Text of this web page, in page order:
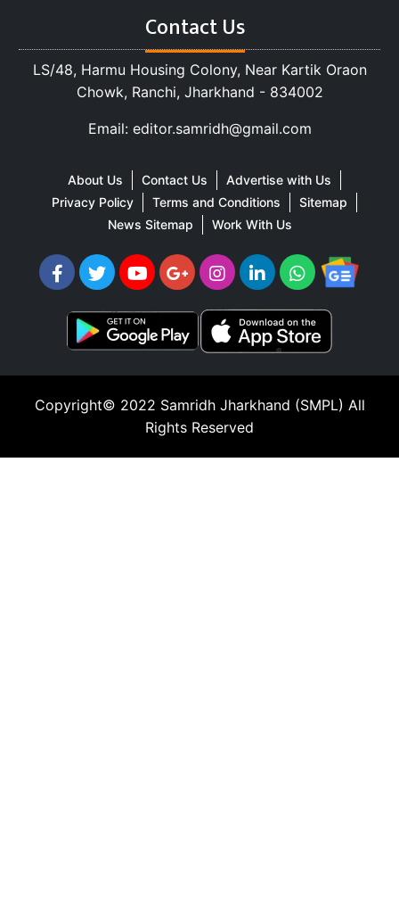
Contact Us
LS/48, Harmu Housing Colony, Near Kartik Oraon
Chowk, Ranchi, Jharkhand - 834002
Email: editor.samridh@gmail.com
About Us Contact Us
Advertise with Us
Privacy Policy
Terms and Conditions
Sitemap
News Sitemap
Work With Us
Copyright© 2022 Samridh Jharkhand (SMPL) All
Rights Reserved